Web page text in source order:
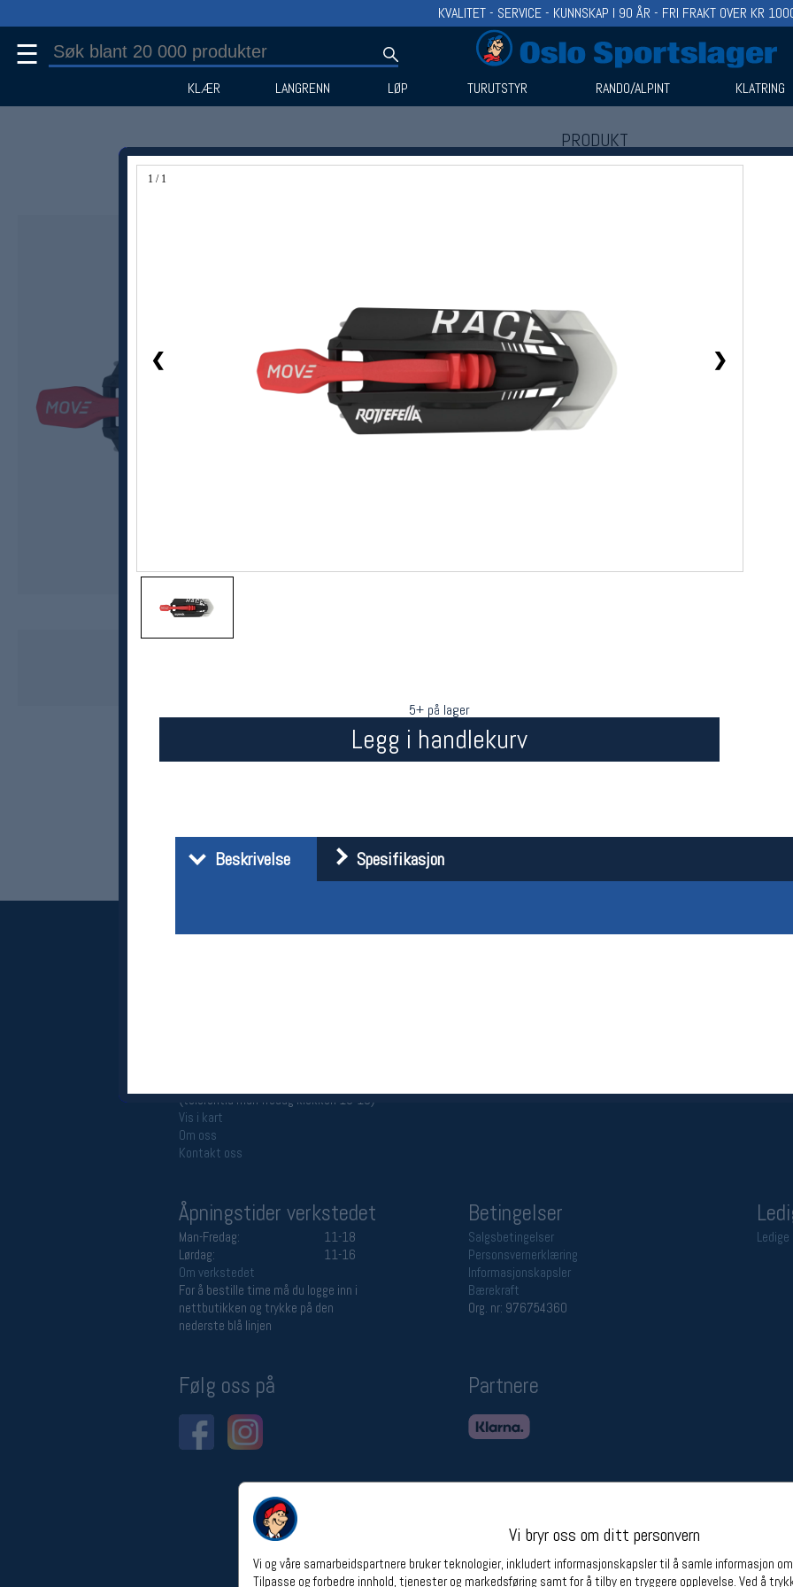
1 / 1
❮ ❯
5+ på lager
Legg i handlekurv
Beskrivelse Spesifikasjon
Vi bryr oss om ditt personvern
Vi og våre samarbeidspartnere bruker teknologier, inkludert informasjonskapsler til å samle informasjon
Tilpasse og forbedre innhold, tjenester og markedsføring samt for å tilby en tryggere opplevelse. Ved å
KVALITET - SERVICE - KUNNSKAP I 90 ÅR - FRI FRAKT OVER KR
☰
KLÆR LANGRENN LØP TURUTSTYR RANDO/ALPINT KLATRING
PRODUKT
Produkter (1)
Rottefella
(telefontid man-fredag klokken 10-13)
Vis i kart
Om oss
Kontakt oss
Åpningstider verkstedet
Man-Fredag:
11-18
Lørdag:
11-16
Om verkstedet
For å bestille time må du logge inn i
nettbutikken og trykke på den
nederste blå linjen
Betingelser
Salgsbetingelser
Personsvernerklæring
Informasjonskapsler
Bærekraft
Org. nr: 976754360
Følg oss på Partnere